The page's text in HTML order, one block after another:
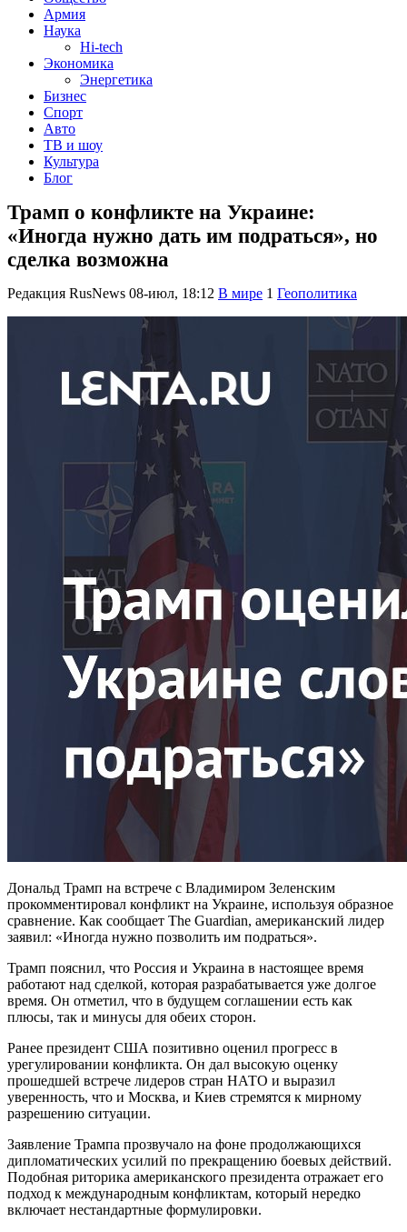
Армия
Наука
Hi-tech
Экономика
Энергетика
Бизнес
Спорт
Авто
ТВ и шоу
Культура
Блог
Трамп о конфликте на Украине:
«Иногда нужно дать им подраться», но
сделка возможна
Редакция RusNews 08-июл, 18:12 В мире 1 Геополитика
Дональд Трамп на встрече с Владимиром Зеленским
прокомментировал конфликт на Украине, используя образное
сравнение. Как сообщает The Guardian, американский лидер
заявил: «Иногда нужно позволить им подраться».
Трамп пояснил, что Россия и Украина в настоящее время
работают над сделкой, которая разрабатывается уже долгое
время. Он отметил, что в будущем соглашении есть как
плюсы, так и минусы для обеих сторон.
Ранее президент США позитивно оценил прогресс в
урегулировании конфликта. Он дал высокую оценку
прошедшей встрече лидеров стран НАТО и выразил
уверенность, что и Москва, и Киев стремятся к мирному
разрешению ситуации.
Заявление Трампа прозвучало на фоне продолжающихся
дипломатических усилий по прекращению боевых действий.
Подобная риторика американского президента отражает его
подход к международным конфликтам, который нередко
включает нестандартные формулировки.